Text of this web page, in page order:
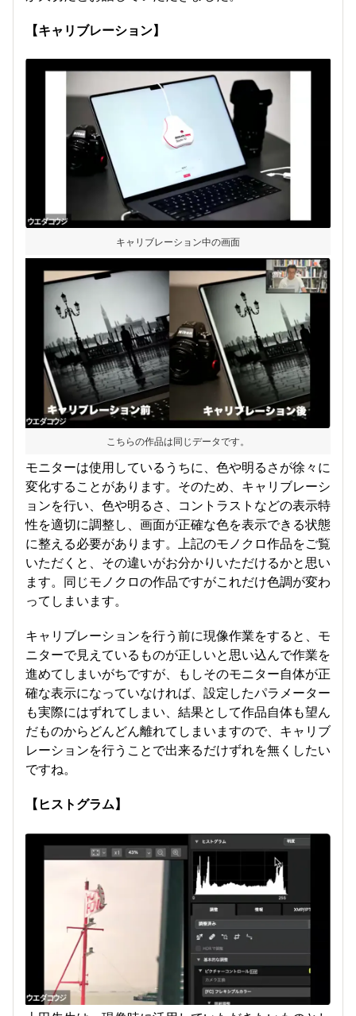
【キャリブレーション】
キャリブレーション中の画面
こちらの作品は同じデータです。
モニターは使用しているうちに、色や明るさが徐々に
変化することがあります。そのため、キャリブレーシ
ョンを行い、色や明るさ、コントラストなどの表示特
性を適切に調整し、画面が正確な色を表示できる状態
に整える必要があります。上記のモノクロ作品をご覧
いただくと、その違いがお分かりいただけるかと思い
ます。同じモノクロの作品ですがこれだけ色調が変わ
ってしまいます。
キャリブレーションを行う前に現像作業をすると、モ
ニターで見えているものが正しいと思い込んで作業を
進めてしまいがちですが、もしそのモニター自体が正
確な表示になっていなければ、設定したパラメーター
も実際にはずれてしまい、結果として作品自体も望ん
だものからどんどん離れてしまいますので、キャリブ
レーションを行うことで出来るだけずれを無くしたい
ですね。
【ヒストグラム】